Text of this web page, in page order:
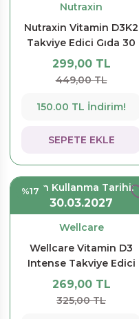
Nutraxin
Nutraxin Vitamin D3K2
Takviye Edici Gıda 30
ml 207 Puf
299,00 TL
449,00 TL
150.00 TL İndirim!
SEPETE EKLE
%17Son Kullanma Tarihi:
30.03.2027
Wellcare
Wellcare Vitamin D3
Intense Takviye Edici
Gıda 12 ml
269,00 TL
325,00 TL